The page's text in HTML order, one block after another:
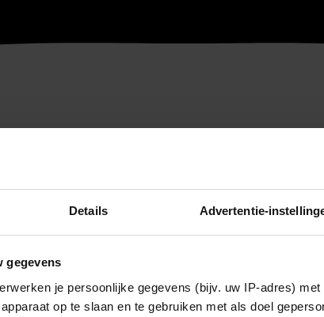
Details Advertentie-
gegevens
je persoonlijke gegevens (bijv. uw IP-adres)
op te slaan en te gebruiken met als doel